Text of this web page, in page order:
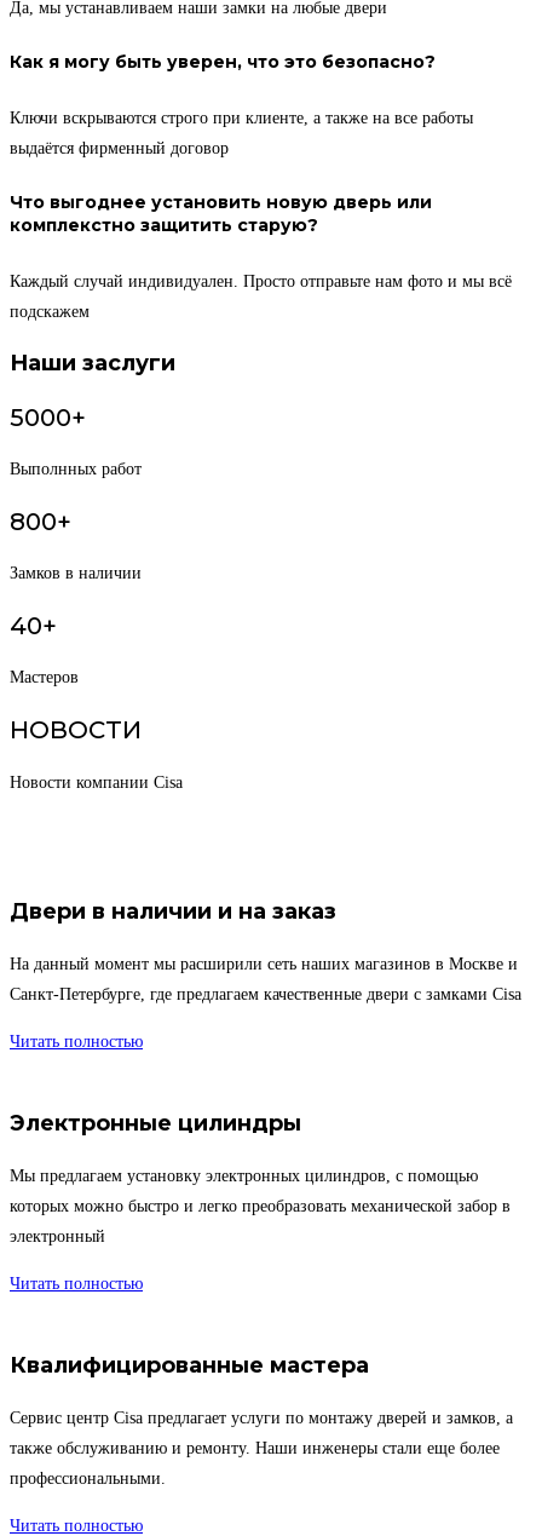
Да, мы устанавливаем наши замки на любые двери
Как я могу быть уверен, что это безопасно?
Ключи вскрываются строго при клиенте, а также на все работы
выдаётся фирменный договор
Что выгоднее установить новую дверь или
комплекстно защитить старую?
Каждый случай индивидуален. Просто отправьте нам фото и мы всё
подскажем
Наши заслуги
5000+
Выполнных работ
800+
Замков в наличии
40+
Мастеров
НОВОСТИ
Новости компании Cisa
Двери в наличии и на заказ
На данный момент мы расширили сеть наших магазинов в Москве и
Санкт-Петербурге, где предлагаем качественные двери с замками Cisa
Читать полностью
Электронные цилиндры
Мы предлагаем установку электронных цилиндров, с помощью
которых можно быстро и легко преобразовать механической забор в
электронный
Читать полностью
Квалифицированные мастера
Сервис центр Cisa предлагает услуги по монтажу дверей и замков, а
также обслуживанию и ремонту. Наши инженеры стали еще более
профессиональными.
Читать полностью